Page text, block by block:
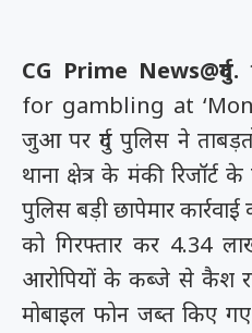
CG Prime News@दुर्ग.
for gambling at
जुआ पर दुर्ग पुलिस ने
थाना क्षेत्र के मंकी
पुलिस बड़ी छापेमार
को गिरफ्तार कर 4.34
आरोपियों के कब्जे से कैश
मोबाइल फोन जब्त किए